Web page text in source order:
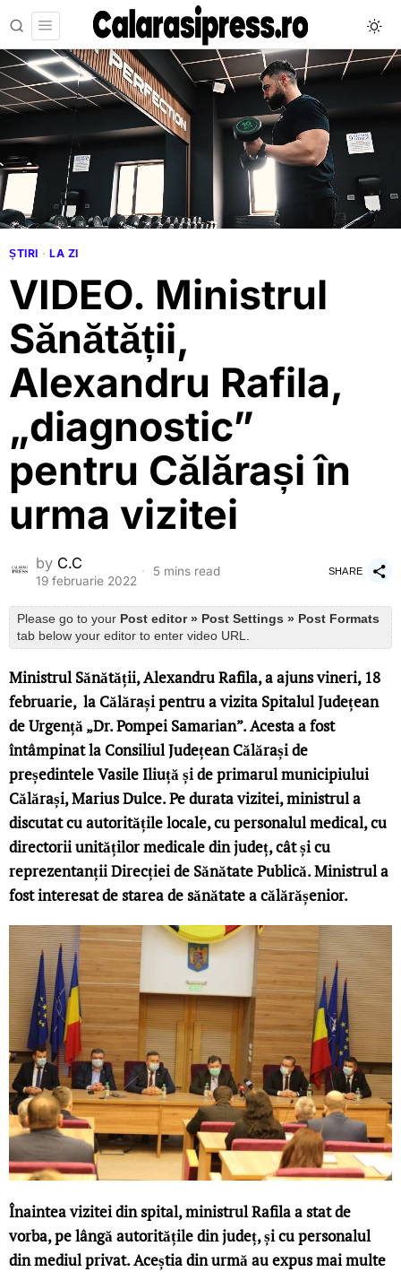
ȘTIRI · LA ZI
VIDEO. Ministrul
Sănătății,
Alexandru Rafila,
„diagnostic”
pentru Călărași în
urma vizitei
by C.C
19 februarie 2022
5 mins read SHARE
Please go to your Post editor » Post Settings » Post Formats
tab below your editor to enter video URL.
Ministrul Sănătății, Alexandru Rafila, a ajuns vineri, 18
februarie, la Călărași pentru a vizita Spitalul Județean
de Urgență „Dr. Pompei Samarian”. Acesta a fost
întâmpinat la Consiliul Județean Călărași de
președintele Vasile Iliuță și de primarul municipiului
Călărași, Marius Dulce. Pe durata vizitei, ministrul a
discutat cu autoritățile locale, cu personalul medical, cu
directorii unităților medicale din județ, cât și cu
reprezentanții Direcției de Sănătate Publică. Ministrul a
fost interesat de starea de sănătate a călărășenior.
Înaintea vizitei din spital, ministrul Rafila a stat de
vorba, pe lângă autoritățile din județ, și cu personalul
din mediul privat. Aceștia din urmă au expus mai multe